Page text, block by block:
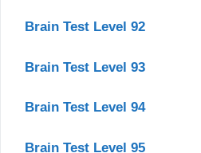
Brain Test Level 92
Brain Test Level 93
Brain Test Level 94
Brain Test Level 95